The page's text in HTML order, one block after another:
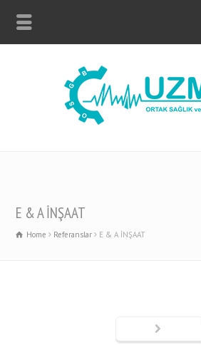
E & A İNŞAAT
Home Referanslar E & A İNŞAAT